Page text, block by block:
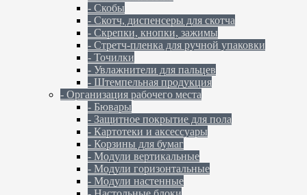
- Скобы
- Скотч, диспенсеры для скотча
- Скрепки, кнопки, зажимы
- Стретч-пленка для ручной упаковки
- Точилки
- Увлажнители для пальцев
- Штемпельная продукция
- Организация рабочего места
- Бювары
- Защитное покрытие для пола
- Картотеки и аксессуары
- Корзины для бумаг
- Модули вертикальные
- Модули горизонтальные
- Модули настенные